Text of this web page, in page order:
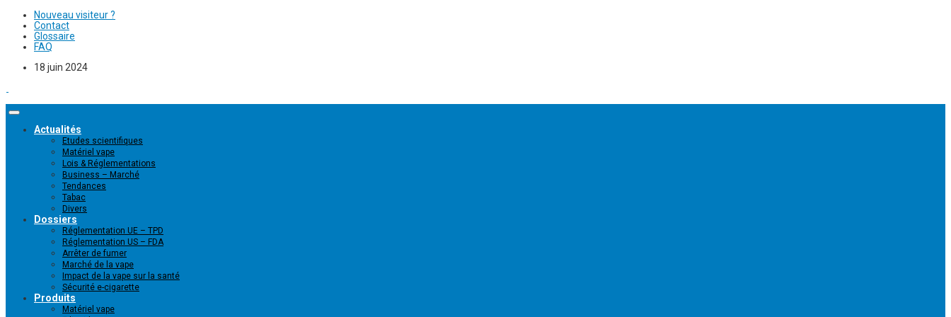
Nouveau visiteur ?
Contact
Glossaire
FAQ
18 juin 2024
Actualités
Etudes scientifiques
Matériel vape
Lois & Réglementations
Business – Marché
Tendances
Tabac
Divers
Dossiers
Réglementation UE – TPD
Réglementation US – FDA
Arrêter de fumer
Marché de la vape
Impact de la vape sur la santé
Sécurité e-cigarette
Produits
Matériel vape